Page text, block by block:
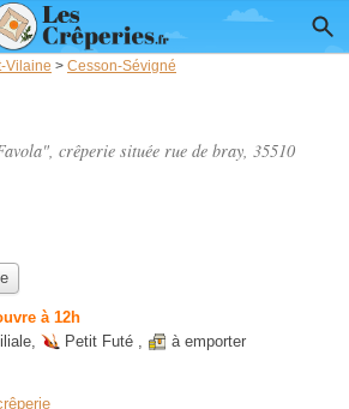
Vilaine > Cesson-Sévigné
crêperie située rue de bray, 35510
à 12h
, Petit Futé ,
à emporter